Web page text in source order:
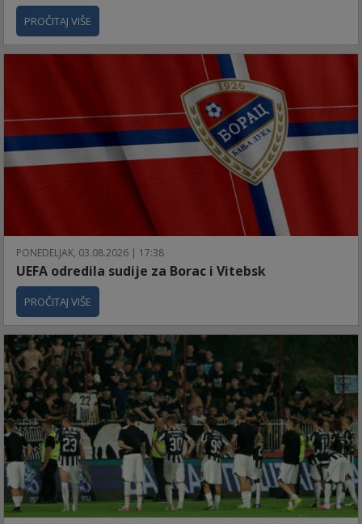
PROČITAJ VIŠE
PONEDELJAK, 03.08.2026 | 17:38
UEFA odredila sudije za Borac i Vitebsk
PROČITAJ VIŠE